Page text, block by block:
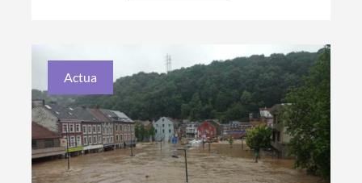
Actua